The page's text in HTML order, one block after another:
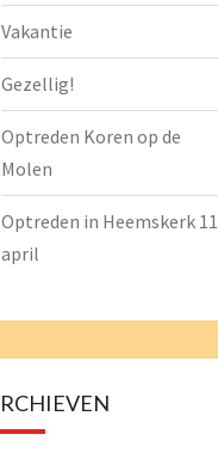
Vakantie
Gezellig!
Optreden Koren op de
Molen
Optreden in Heemskerk 11
april